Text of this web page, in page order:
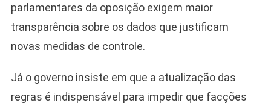
parlamentares da oposição exigem maior
transparência sobre os dados que justificam
novas medidas de controle.
Já o governo insiste em que a atualização das
regras é indispensável para impedir que facções